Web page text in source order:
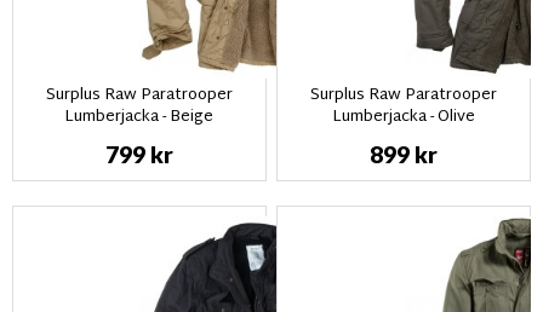
Surplus Raw Paratrooper
Lumberjacka - Beige
799 kr
Surplus Raw Paratrooper
Lumberjacka - Olive
899 kr